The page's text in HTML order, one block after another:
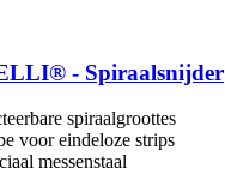
-​ Spiraalsnijder
spiraalgroottes
voor eindeloze strips
messenstaal